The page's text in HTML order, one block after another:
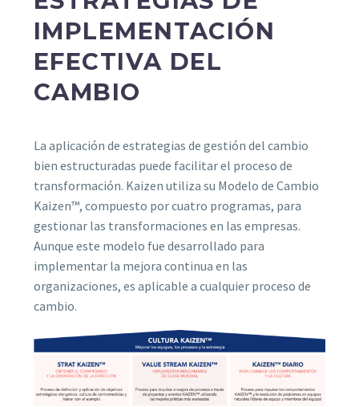
IMPLEMENTACIÓN
EFECTIVA DEL
CAMBIO
La aplicación de estrategias de gestión del cambio
bien estructuradas puede facilitar el proceso de
transformación. Kaizen utiliza su Modelo de Cambio
Kaizen™, compuesto por cuatro programas, para
gestionar las transformaciones en las empresas.
Aunque este modelo fue desarrollado para
implementar la mejora continua en las
organizaciones, es aplicable a cualquier proceso de
cambio.